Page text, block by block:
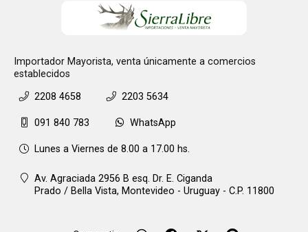
Importador Mayorista, venta únicamente a comercios
establecidos
2208 4658
2203 5634
091 840 783 WhatsApp
Lunes a Viernes de 8.00 a 17.00 hs.
Av. Agraciada 2956 B esq. Dr. E. Ciganda
Prado / Bella Vista, Montevideo - Uruguay - C.P. 11800